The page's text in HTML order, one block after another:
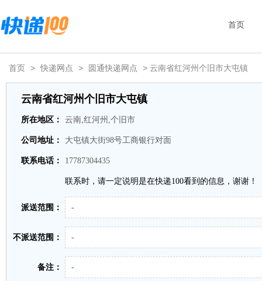
首页
首页 > 快递网点 > 圆通快递网点 > 云南省红河州个旧市大屯镇
云南省红河州个旧市大屯镇
所在地区： 云南,红河州,个旧市
公司地址： 大屯镇大街98号工商银行对面
联系电话： 17787304435
联系时，请一定说明是在快递100看到的信息，谢谢！
派送范围： -
不派送范围： -
备注： -